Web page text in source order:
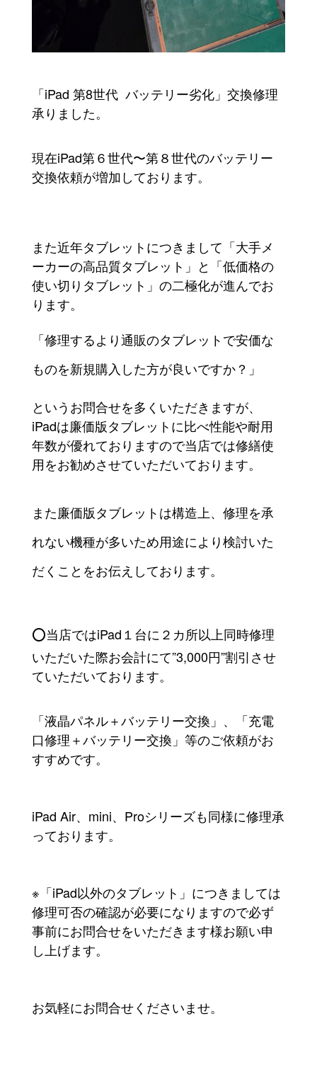
「iPad 第8世代 バッテリー劣化」交換修理
承りました。
現在iPad第６世代〜第８世代のバッテリー
交換依頼が増加しております。
また近年タブレットにつきまして「大手メ
ーカーの高品質タブレット」と「低価格の
使い切りタブレット」の二極化が進んでお
ります。
「修理するより通販のタブレットで安価な
ものを新規購入した方が良いですか？」
というお問合せを多くいただきますが、
iPadは廉価版タブレットに比べ性能や耐用
年数が優れておりますので当店では修繕使
用をお勧めさせていただいております。
また廉価版タブレットは構造上、修理を承
れない機種が多いため用途により検討いた
だくことをお伝えしております。
⭕️当店ではiPad１台に２カ所以上同時修理
いただいた際お会計にて”3,000円”割引させ
ていただいております。
「液晶パネル＋バッテリー交換」、「充電
口修理＋バッテリー交換」等のご依頼がお
すすめです。
iPad Air、mini、Proシリーズも同様に修理承
っております。
※「iPad以外のタブレット」につきましては
修理可否の確認が必要になりますので必ず
事前にお問合せをいただきます様お願い申
し上げます。
お気軽にお問合せくださいませ。